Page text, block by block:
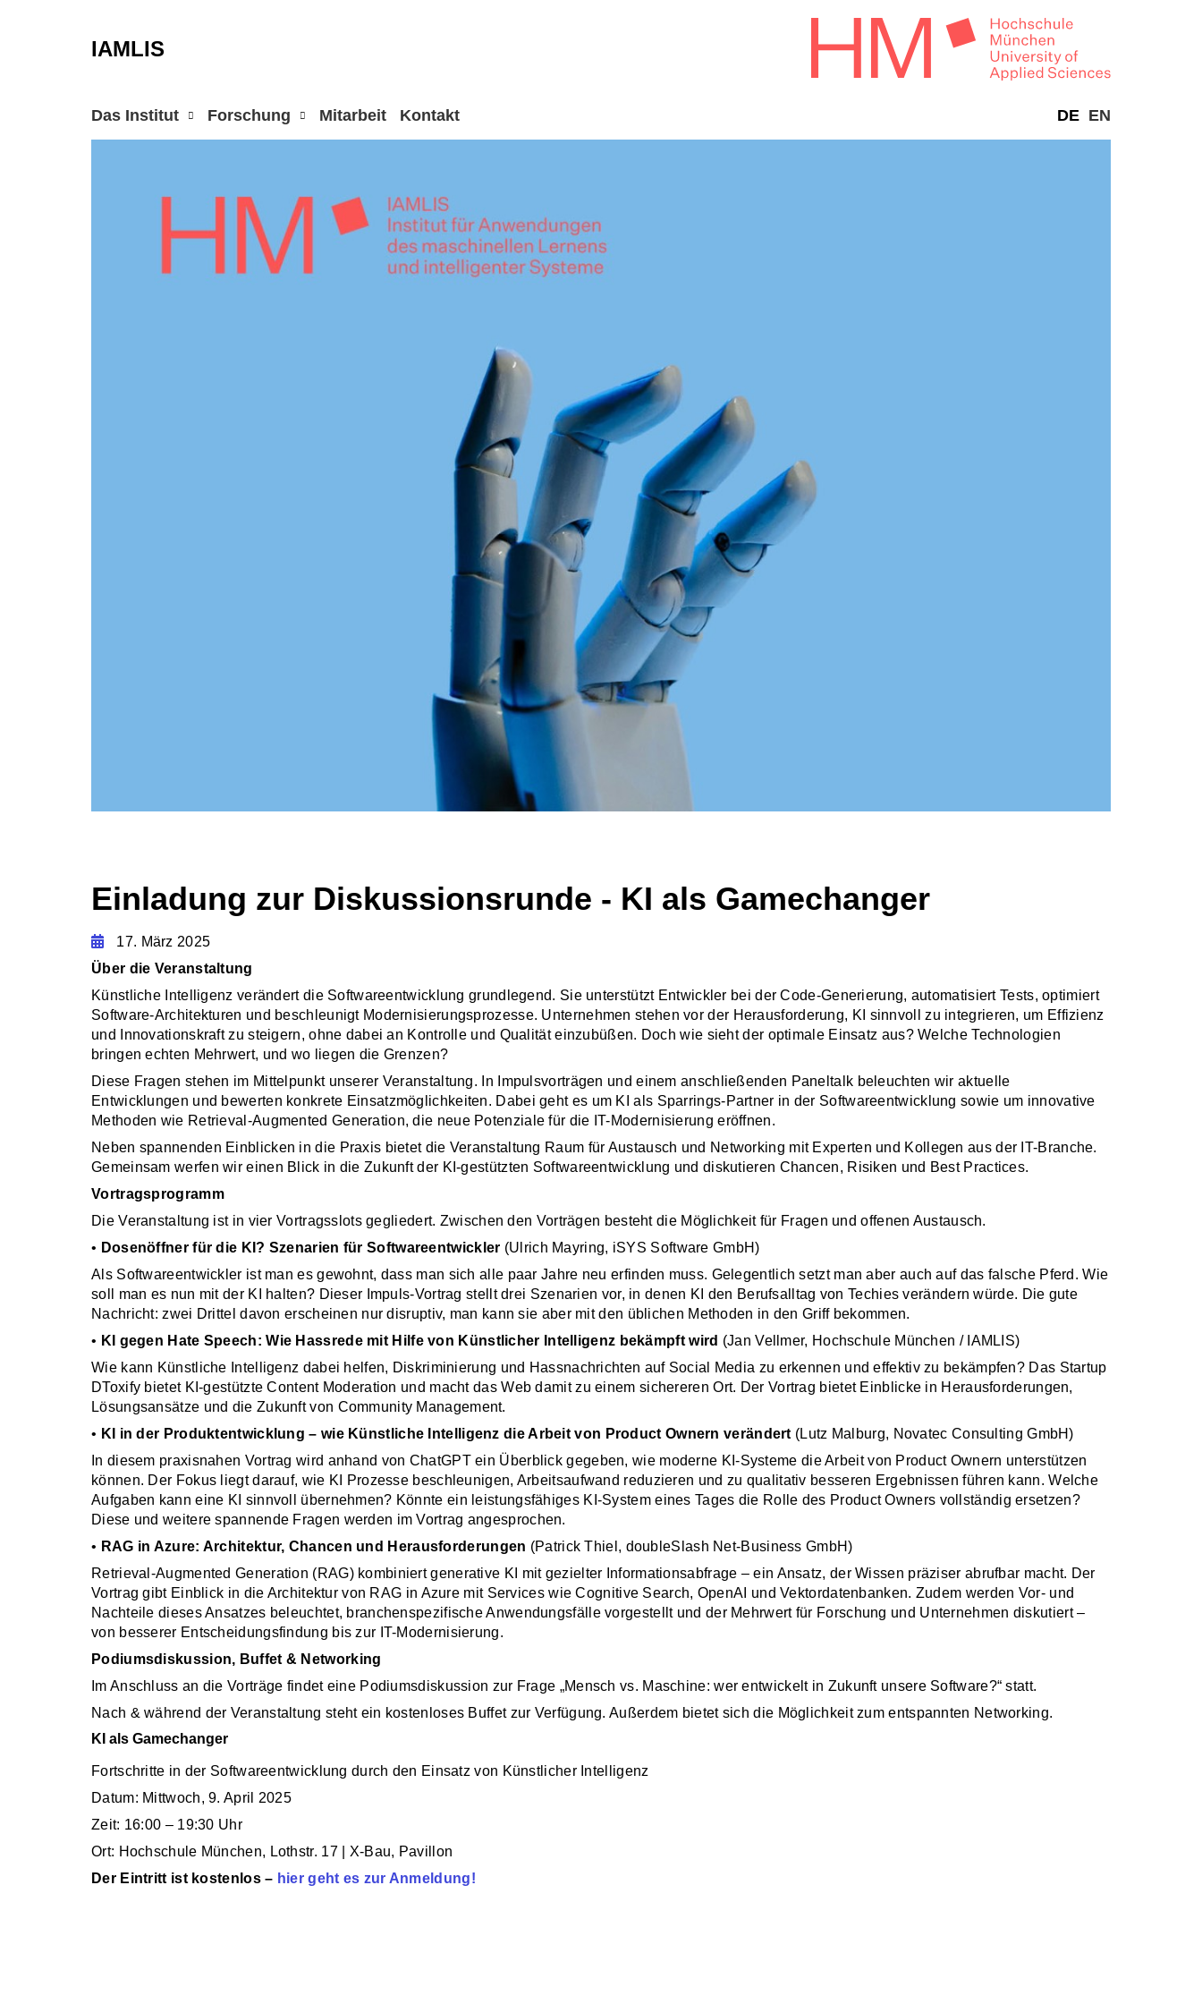
IAMLIS
DE EN
Das Institut Forschung Mitarbeit Kontakt
Einladung zur Diskussionsrunde - KI als Gamechanger
17. März 2025
Über die Veranstaltung
Künstliche Intelligenz verändert die Softwareentwicklung grundlegend. Sie unterstützt Entwickler bei der Code-Generierung, automatisiert Tests, optimiert
Software-Architekturen und beschleunigt Modernisierungsprozesse. Unternehmen stehen vor der Herausforderung, KI sinnvoll zu integrieren, um Effizienz
und Innovationskraft zu steigern, ohne dabei an Kontrolle und Qualität einzubüßen. Doch wie sieht der optimale Einsatz aus? Welche Technologien
bringen echten Mehrwert, und wo liegen die Grenzen?
Diese Fragen stehen im Mittelpunkt unserer Veranstaltung. In Impulsvorträgen und einem anschließenden Paneltalk beleuchten wir aktuelle
Entwicklungen und bewerten konkrete Einsatzmöglichkeiten. Dabei geht es um KI als Sparrings-Partner in der Softwareentwicklung sowie um innovative
Methoden wie Retrieval-Augmented Generation, die neue Potenziale für die IT-Modernisierung eröffnen.
Neben spannenden Einblicken in die Praxis bietet die Veranstaltung Raum für Austausch und Networking mit Experten und Kollegen aus der IT-Branche.
Gemeinsam werfen wir einen Blick in die Zukunft der KI-gestützten Softwareentwicklung und diskutieren Chancen, Risiken und Best Practices.
Vortragsprogramm
Die Veranstaltung ist in vier Vortragsslots gegliedert. Zwischen den Vorträgen besteht die Möglichkeit für Fragen und offenen Austausch.
• Dosenöffner für die KI? Szenarien für Softwareentwickler (Ulrich Mayring, iSYS Software GmbH)
Als Softwareentwickler ist man es gewohnt, dass man sich alle paar Jahre neu erfinden muss. Gelegentlich setzt man aber auch auf das falsche Pferd. Wie
soll man es nun mit der KI halten? Dieser Impuls-Vortrag stellt drei Szenarien vor, in denen KI den Berufsalltag von Techies verändern würde. Die gute
Nachricht: zwei Drittel davon erscheinen nur disruptiv, man kann sie aber mit den üblichen Methoden in den Griff bekommen.
• KI gegen Hate Speech: Wie Hassrede mit Hilfe von Künstlicher Intelligenz bekämpft wird (Jan Vellmer, Hochschule München / IAMLIS)
Wie kann Künstliche Intelligenz dabei helfen, Diskriminierung und Hassnachrichten auf Social Media zu erkennen und effektiv zu bekämpfen? Das Startup
DToxify bietet KI-gestützte Content Moderation und macht das Web damit zu einem sichereren Ort. Der Vortrag bietet Einblicke in Herausforderungen,
Lösungsansätze und die Zukunft von Community Management.
• KI in der Produktentwicklung – wie Künstliche Intelligenz die Arbeit von Product Ownern verändert (Lutz Malburg, Novatec Consulting GmbH)
In diesem praxisnahen Vortrag wird anhand von ChatGPT ein Überblick gegeben, wie moderne KI-Systeme die Arbeit von Product Ownern unterstützen
können. Der Fokus liegt darauf, wie KI Prozesse beschleunigen, Arbeitsaufwand reduzieren und zu qualitativ besseren Ergebnissen führen kann. Welche
Aufgaben kann eine KI sinnvoll übernehmen? Könnte ein leistungsfähiges KI-System eines Tages die Rolle des Product Owners vollständig ersetzen?
Diese und weitere spannende Fragen werden im Vortrag angesprochen.
• RAG in Azure: Architektur, Chancen und Herausforderungen (Patrick Thiel, doubleSlash Net-Business GmbH)
Retrieval-Augmented Generation (RAG) kombiniert generative KI mit gezielter Informationsabfrage – ein Ansatz, der Wissen präziser abrufbar macht. Der
Vortrag gibt Einblick in die Architektur von RAG in Azure mit Services wie Cognitive Search, OpenAI und Vektordatenbanken. Zudem werden Vor- und
Nachteile dieses Ansatzes beleuchtet, branchenspezifische Anwendungsfälle vorgestellt und der Mehrwert für Forschung und Unternehmen diskutiert –
von besserer Entscheidungsfindung bis zur IT-Modernisierung.
Podiumsdiskussion, Buffet & Networking
Im Anschluss an die Vorträge findet eine Podiumsdiskussion zur Frage „Mensch vs. Maschine: wer entwickelt in Zukunft unsere Software?“ statt.
Nach & während der Veranstaltung steht ein kostenloses Buffet zur Verfügung. Außerdem bietet sich die Möglichkeit zum entspannten Networking.
KI als Gamechanger
Fortschritte in der Softwareentwicklung durch den Einsatz von Künstlicher Intelligenz
Datum: Mittwoch, 9. April 2025
Zeit: 16:00 – 19:30 Uhr
Ort: Hochschule München, Lothstr. 17 | X-Bau, Pavillon
Der Eintritt ist kostenlos – hier geht es zur Anmeldung!